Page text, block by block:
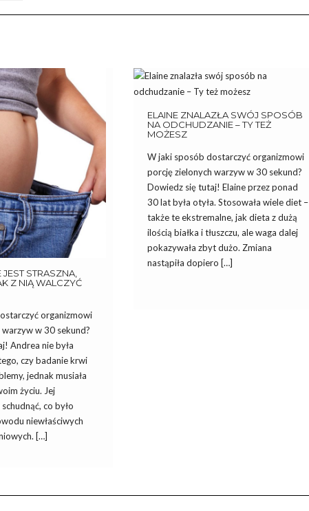
STRASZNA,
Z NIĄ WALCZYĆ
organizmowi
w 30 sekund?
Andrea nie była
czy badanie krwi
jednak musiała
życiu. Jej
co było
niewłaściwych
[…]
ELAINE ZNALAZŁA SWÓJ SPOSÓB
NA ODCHUDZANIE – TY TEŻ
MOŻESZ
W jaki sposób dostarczyć organizmowi
porcję zielonych warzyw w 30 sekund?
Dowiedz się tutaj! Elaine przez ponad
30 lat była otyła. Stosowała wiele diet –
także te ekstremalne, jak dieta z dużą
ilością białka i tłuszczu, ale waga dalej
pokazywała zbyt dużo. Zmiana
nastąpiła dopiero […]